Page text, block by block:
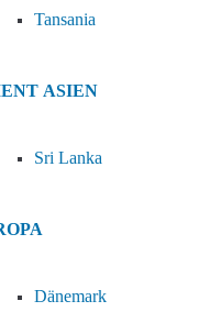
Tansania
ASIEN
Sri Lanka
Dänemark